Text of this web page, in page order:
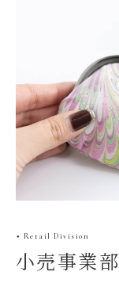
● Retail Division
小売事業部